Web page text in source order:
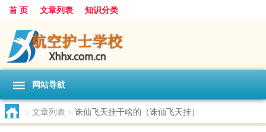
首 页 文章列表 知识分类
网站导航
> 文章列表 > 诛仙飞天挂干啥的（诛仙飞天挂）